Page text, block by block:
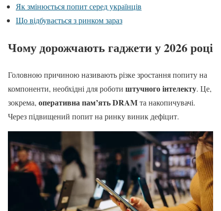
Як змінюється попит серед українців
Що відбувається з ринком зараз
Чому дорожчають гаджети у 2026 році
Головною причиною називають різке зростання попиту на
компоненти, необхідні для роботи штучного інтелекту. Це,
зокрема, оперативна пам’ять DRAMта накопичувачі.
Через підвищений попит на ринку виник дефіцит.